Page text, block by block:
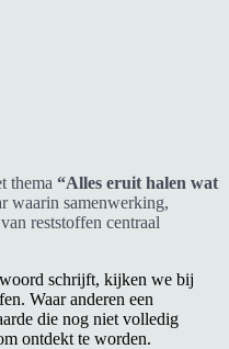
thema “Alles eruit halen wat
waarin samenwerking,
reststoffen centraal
schrijft, kijken we bij
Waar anderen een
die nog niet volledig
ontdekt te worden.